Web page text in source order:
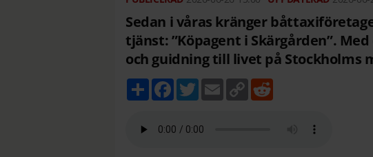
Sedan i våras kränger
tjänst: ”Köpagent i Skärgården”.
och guidning till livet på Stockholms
D
e
F
b
T
w
t
E
m
C
o